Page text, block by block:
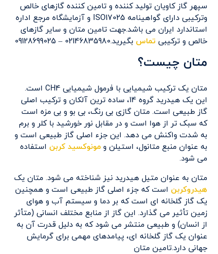
سپهر گاز کاویان تولید کننده و تامین کننده گازهای خالص
وترکیبی دارای گواهینامه ISO17025 و آزمایشگاه مرجع اداره
استاندارد ایران می باشد.جهت تامین متان و سایر گازهای
خالص و ترکیبی تماس بگیرید.02146835980 – 09128699025
متان چیست؟
متان یک ترکیب شیمیایی با فرمول شیمیایی CH4 است.
این یک هیدرید گروه 14، ساده ترین آلکان و ترکیب اصلی
گاز طبیعی است. متان گازی بی رنگ، بی بو و بی مزه است
که سبک تر از هوا است و در مقابل نور خورشید با کلر و برم
به شدت واکنش می دهد. این جزء اصلی گاز طبیعی است و
به عنوان منبع متانول، استیلن ومونوکسید کربن استفاده
می شود.
متان به عنوان متیل هیدرید نیز شناخته می شود. متان یک
هیدروکربن است که جزء اصلی گاز طبیعی است و همچنین
یک گاز گلخانه ای است که بر دما و سیستم آب و هوای
زمین تأثیر می گذارد. این گاز از منابع مختلف انسانی (متأثر
از انسان) و طبیعی منتشر می شود که به دلیل قدرت آن به
عنوان یک گاز گلخانه ای، پیامدهای مهمی برای گرمایش
جهانی دارد.تامین متان